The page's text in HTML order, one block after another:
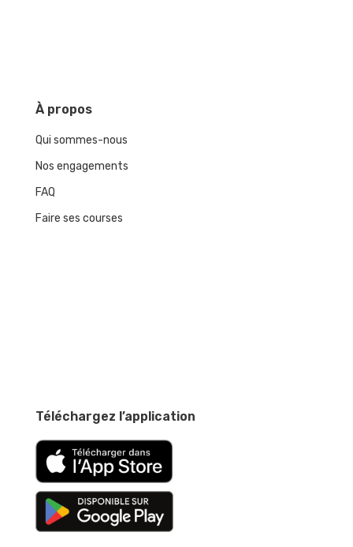
Àpropos
Qui sommes-nous
Nos engagements
FAQ
Faire ses courses
Téléchargez l’application